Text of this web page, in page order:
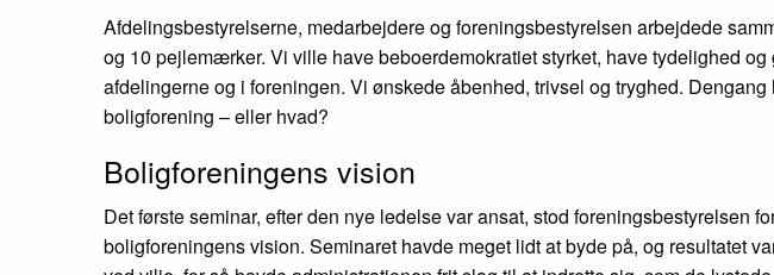
Afdelingsbestyrelserne, medarbejdere og foreningsbestyrelsen arbejdede
og 10 pejlemærker. Vi ville have beboerdemokratiet styrket, have tydelighed
afdelingerne og i foreningen. Vi ønskede åbenhed, trivsel og tryghed.
boligforening – eller hvad?
Boligforeningens vision
Det første seminar, efter den nye ledelse var ansat, stod foreningsbestyrelsen
boligforeningens vision. Seminaret havde meget lidt at byde på, og resultatet